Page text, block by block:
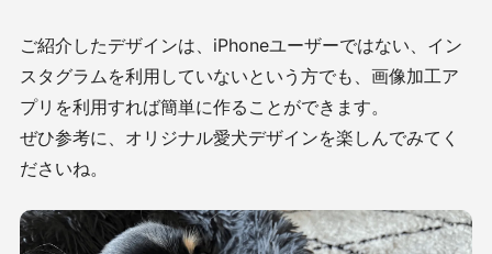
ご紹介したデザインは、iPhoneユーザーではない、イン
スタグラムを利用していないという方でも、画像加工ア
プリを利用すれば簡単に作ることができます。
ぜひ参考に、オリジナル愛犬デザインを楽しんでみてく
ださいね。